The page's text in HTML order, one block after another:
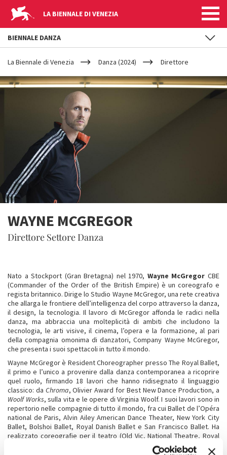
LA BIENNALE DI VENEZIA
YOUR
ARE
HERE
La Biennale di Venezia Danza (2024) Direttore
WAYNE MCGREGOR
Direttore Settore Danza
Nato a Stockport (Gran Bretagna) nel 1970, Wayne McGregor CBE
(Commander of the Order of the British Empire) è un coreografo e
regista britannico. Dirige lo Studio Wayne McGregor, una rete creativa
che allarga le frontiere dell’intelligenza del corpo attraverso la danza,
il design, la tecnologia. Il lavoro di McGregor affonda le radici nella
danza, ma abbraccia una molteplicità di ambiti che includono la
tecnologia, le arti visive, il cinema, l’opera e la formazione, al pari
della compagnia omonima di danzatori, Company Wayne McGregor,
che presenta i suoi spettacoli in tutto il mondo.
Wayne McGregor è Resident Choreographer presso The Royal Ballet,
il primo e l’unico a provenire dalla danza contemporanea a ricoprire
quel ruolo, firmando 18 lavori che hanno ridisegnato il linguaggio
classico: da Chroma, Olivier Award for Best New Dance Production, a
Woolf Works, sulla vita e le opere di Virginia Woolf. I suoi lavori sono in
repertorio nelle compagnie di tutto il mondo, fra cui Ballet de l’Opéra
national de Paris, Alvin Ailey American Dance Theater, New York City
Ballet, Bolshoi Ballet, Royal Danish Ballet e San Francisco Ballet. Ha
realizzato coreografie per il teatro (Old Vic, National Theatre, Royal
Dido and Aeneas, Acis and
BIENNALE DANZA